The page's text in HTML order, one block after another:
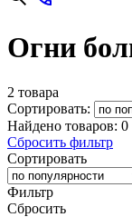
Огни
2 товара
Сортировать:
Найдено товаров: 0
Сбросить фильтр
Сортировать
Фильтр
Сбросить